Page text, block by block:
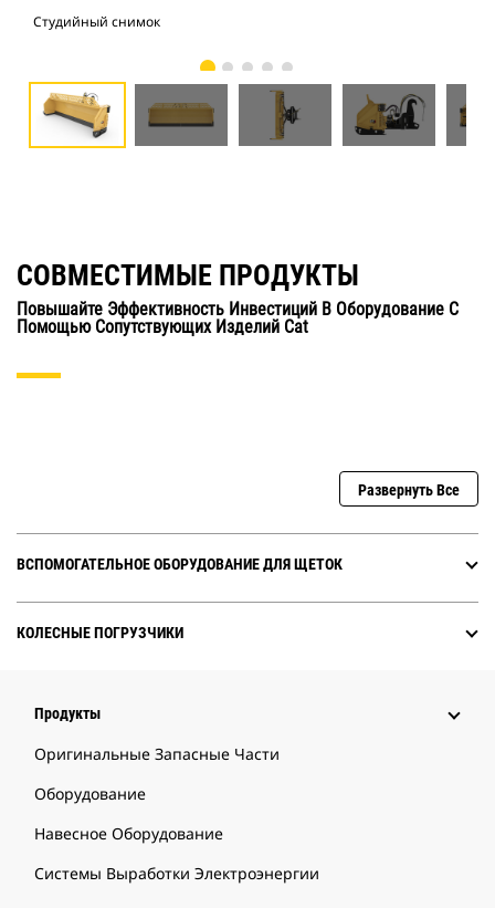
Студийный снимок
СОВМЕСТИМЫЕ ПРОДУКТЫ
Повышайте Эффективность Инвестиций В Оборудование С
Помощью Сопутствующих Изделий Cat
Развернуть Все
ВСПОМОГАТЕЛЬНОЕ ОБОРУДОВАНИЕ ДЛЯ ЩЕТОК
КОЛЕСНЫЕ ПОГРУЗЧИКИ
Продукты
Оригинальные Запасные Части
Оборудование
Навесное Оборудование
Системы Выработки Электроэнергии